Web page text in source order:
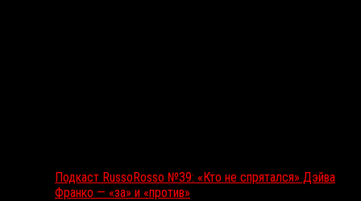
Подкаст RussoRosso №39: «Кто не спрятался» Дэйва
Франко — «за» и «против»